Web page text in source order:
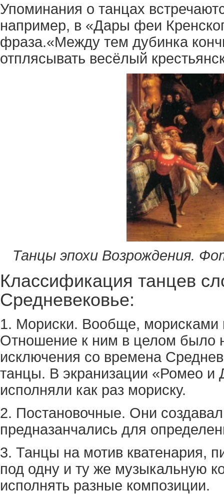
Упоминания о танцах
например, в «Дары феи
фраза.«Между тем дубинка
отплясывать весёлый
Танцы эпохи Возрождения.
Классификация танцев
Средневековье:
1. Мориски. Вообще,
Отношение к ним в целом было
исключения со времена
танцы. В экранизации «Ромео и
исполняли как раз мориску.
2. Постановочные. Они
предназанчались для
3. Танцы на мотив кватенария,
под одну и ту же музыкальную
исполнять разные композиции.